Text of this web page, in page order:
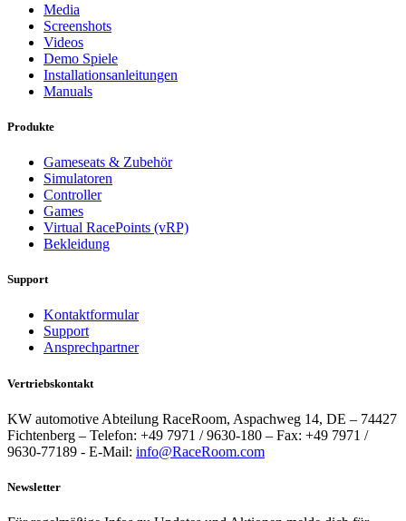
Media
Screenshots
Videos
Demo Spiele
Installationsanleitungen
Manuals
Produkte
Gameseats & Zubehör
Simulatoren
Controller
Games
Virtual RacePoints (vRP)
Bekleidung
Support
Kontaktformular
Support
Ansprechpartner
Vertriebskontakt
KW automotive Abteilung RaceRoom, Aspachweg 14, DE – 74427
Fichtenberg – Telefon: +49 7971 / 9630-180 – Fax: +49 7971 /
9630-77189 - E-Mail: info@RaceRoom.com
Newsletter